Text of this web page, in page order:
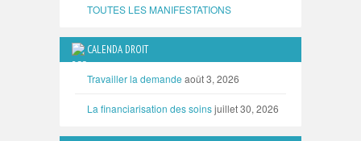
TOUTES LES MANIFESTATIONS
CALENDA DROIT
Travailler la demande août 3, 2026
La financiarisation des soinsjuillet 30, 2026